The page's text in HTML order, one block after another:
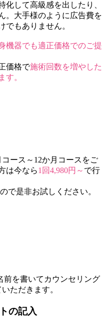
化して高級感を出したり、
。大手様のように広告費を
でもありません。
機器でも適正価格でのご提
価格で施術回数を増やした
す。
ース～12か月コースをご
は今なら1回4,980円～ で行
で是非お試しください。
前を書いてカウンセリング
ただきます。
の記入